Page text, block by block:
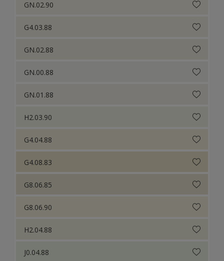
GN.02.90
G4.03.88
GN.02.88
GN.00.88
GN.01.88
H2.03.90
G4.04.88
G4.08.83
G8.06.85
G8.06.90
H2.04.88
J0.04.88